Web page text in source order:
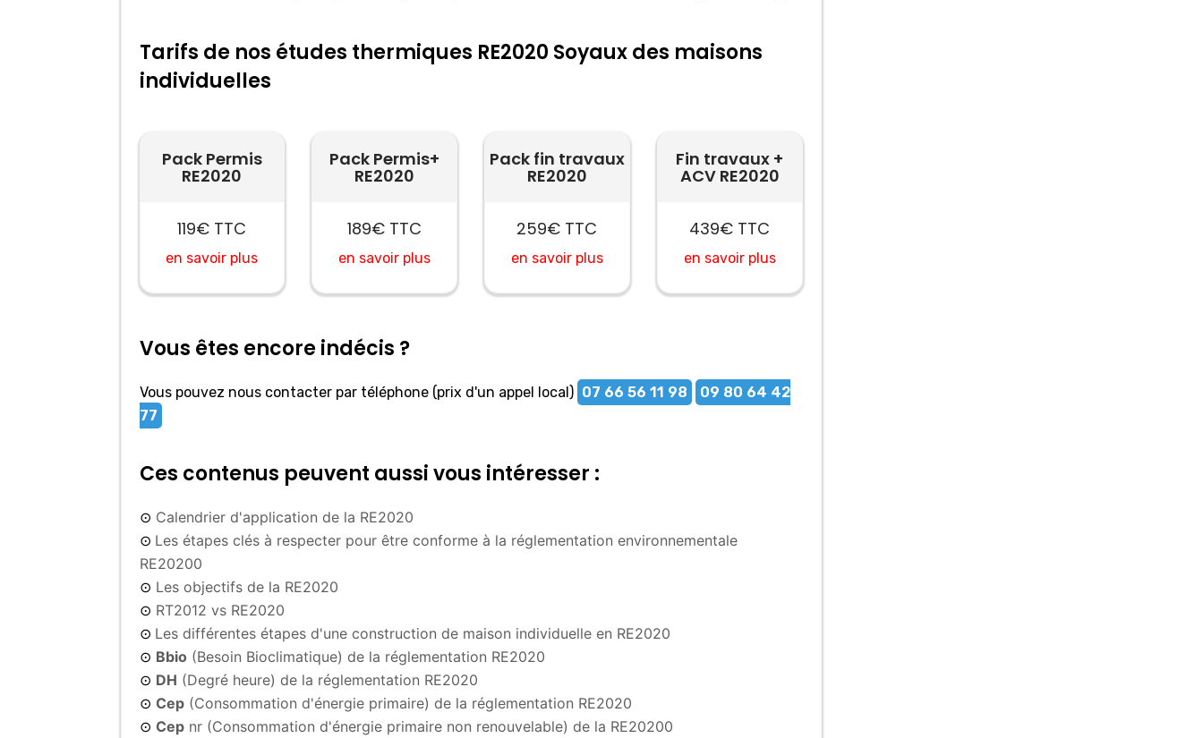
Tarifs de nos études thermiques RE2020 Soyaux des maisons
individuelles
Pack Permis
RE2020
119€ TTC
en savoir plus
Pack Permis+
RE2020
189€ TTC
en savoir plus
Pack fin travaux
RE2020
259€ TTC
en savoir plus
Fin travaux +
ACV RE2020
439€ TTC
en savoir plus
Vous êtes encore indécis ?
Vous pouvez nous contacter par téléphone (prix d'un appel local) 07 66 56 11 98
09 80 64 42
77
Ces contenus peuvent aussi vous intéresser :
⊙ Calendrier d'application de la RE2020
⊙ Les étapes clés à respecter pour être conforme à la réglementation environnementale
RE20200
⊙ Les objectifs de la RE2020
⊙ RT2012 vs RE2020
⊙ Les différentes étapes d'une construction de maison individuelle en RE2020
⊙ Bbio (Besoin Bioclimatique) de la réglementation RE2020
⊙ DH (Degré heure) de la réglementation RE2020
⊙ Cep(Consommation d'énergie primaire) de la réglementation RE2020
⊙ Cepnr (Consommation d'énergie primaire non renouvelable) de la RE20200